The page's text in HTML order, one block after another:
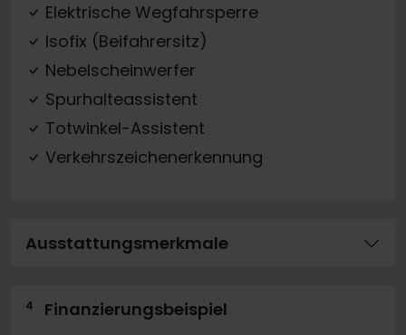
Elektrische Wegfahrsperre
Isofix (Beifahrersitz)
Nebelscheinwerfer
Spurhalteassistent
Totwinkel-Assistent
Verkehrszeichenerkennung
Ausstattungsmerkmale
4
Finanzierungsbeispiel